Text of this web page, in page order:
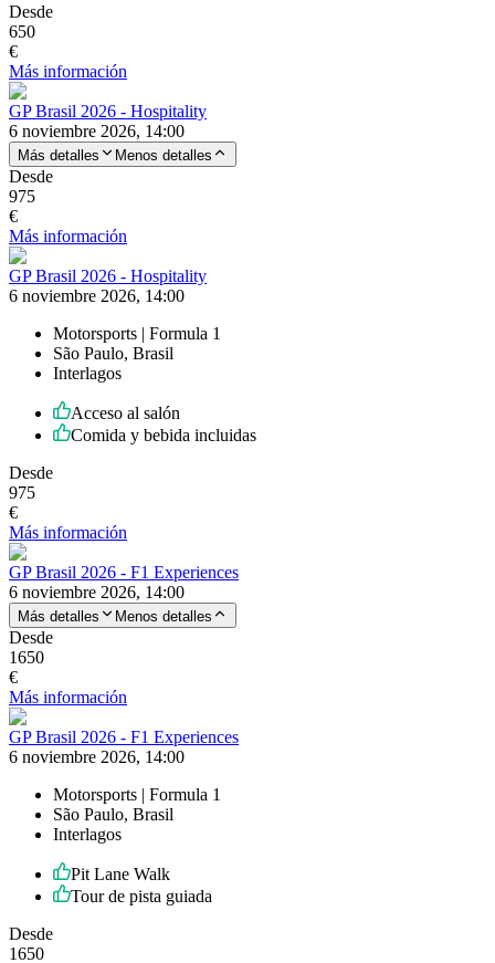
Desde
650
€
Más información
GP Brasil 2026 - Hospitality
6 noviembre 2026, 14:00
Más detalles Menos detalles
Desde
975
€
Más información
GP Brasil 2026 - Hospitality
6 noviembre 2026, 14:00
Motorsports | Formula 1
São Paulo, Brasil
Interlagos
Acceso al salón
Comida y bebida incluidas
Desde
975
€
Más información
GP Brasil 2026 - F1 Experiences
6 noviembre 2026, 14:00
Más detalles Menos detalles
Desde
1650
€
Más información
GP Brasil 2026 - F1 Experiences
6 noviembre 2026, 14:00
Motorsports | Formula 1
São Paulo, Brasil
Interlagos
Pit Lane Walk
Tour de pista guiada
Desde
1650